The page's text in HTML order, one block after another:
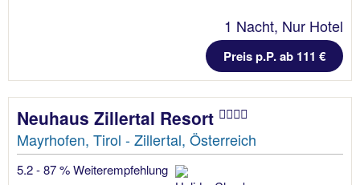
1 Nacht, Nur Hotel
Preis p.P. ab 111 €
Neuhaus Zillertal Resort
Mayrhofen, Tirol - Zillertal, Österreich
5.2 - 87 % Weiterempfehlung